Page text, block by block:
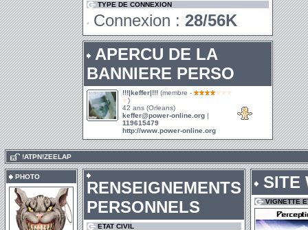
TYPE DE CONNEXION
Connexion : 28/56K
APERCU DE LA
BANNIERE PERSO
!!!|keffer|!!! (membre -
)
42 ans (Orleans)
keffer@power-online.org |
119615479
http://www.power-online.org
!ATPN!ZEELAP
PHOTO
RENSEIGNEMENTS
PERSONNELS
ETAT CIVIL
SITE
VIGNETTE